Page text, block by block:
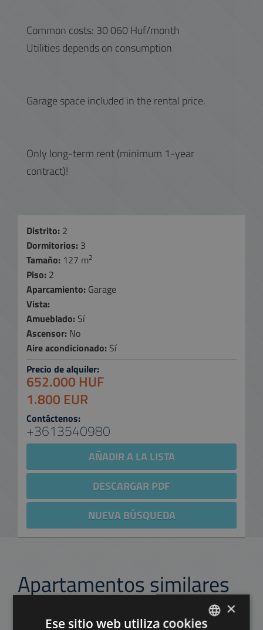
Common costs: 30 060 Huf/month
Utilities depends on consumption
Garage space included in the rental price.
Only long-term rent (minimum 1-year
contract)!
Distrito: 2
Dormitorios: 3
Tamaño: 127 m2
Piso: 2
Aparcamiento: Garage
Vista:
Amueblado: Sí
Ascensor: No
Aire acondicionado: Sí
Precio de alquiler:
652.000 HUF
1.800 EUR
Contáctenos:
+3613540980
AÑADIR A LA LISTA
DESCARGAR PDF
NUEVA BÚSQUEDA
Apartamentos similares
en Budapest en el mismo
×
Ese sitio web utiliza cookies